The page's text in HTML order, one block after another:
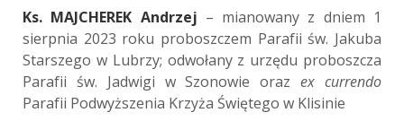
Ks. MAJCHEREK Andrzej – mianowany z dniem 1
sierpnia 2023 roku proboszczem Parafii św. Jakuba
Starszego w Lubrzy; odwołany z urzędu proboszcza
Parafii św. Jadwigi w Szonowie orazex currendo
Parafii Podwyższenia Krzyża Świętego w Klisinie